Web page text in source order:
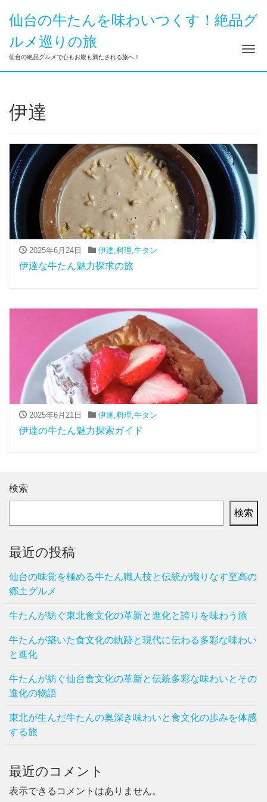
仙台の牛たんを味わいつくす！絶品グ
ルメ巡りの旅
仙台の絶品グルメで心もお腹も満たされる旅へ！ ナ
伊達
2025年6月24日 伊達,料理,牛タン
伊達な牛たん魅力探求の旅
2025年6月21日 伊達 料理 牛タン
伊達の牛たん魅力探索ガイド
検索
検索
最近の投稿
仙台の味覚を極める牛たん職人技と伝統が織りなす至高の
郷土グルメ
牛たんが紡ぐ東北食文化の革新と進化と誇りを味わう旅
牛たんが築いた食文化の軌跡と現代に伝わる多彩な味わい
と進化
牛たんが紡ぐ仙台食文化の革新と伝統多彩な味わいとその
進化の物語
東北が生んだ牛たんの奥深き味わいと食文化の歩みを体感
する旅
最近のコメント
表示できるコメントはありません。